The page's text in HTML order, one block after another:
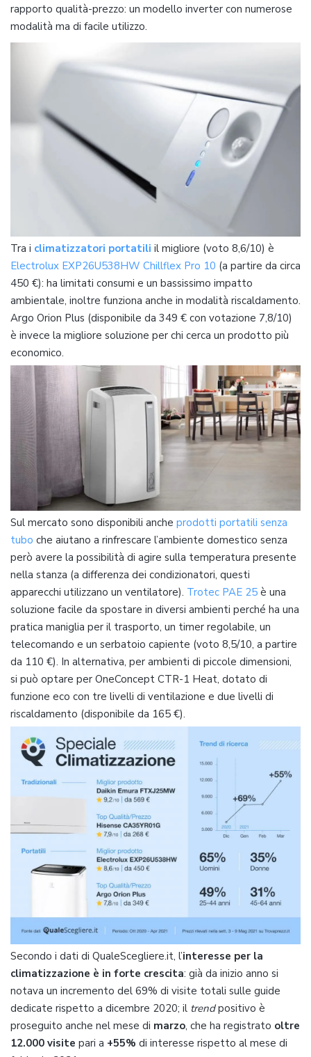
rapporto qualità-prezzo: un modello inverter con numerose
modalità ma di facile utilizzo.
Tra i climatizzatori portatili il migliore (voto 8,6/10) è
Electrolux EXP26U538HW Chillflex Pro 10 (a partire da circa
450 €): ha limitati consumi e un bassissimo impatto
ambientale, inoltre funziona anche in modalità riscaldamento.
Argo Orion Plus (disponibile da 349 € con votazione 7,8/10)
è invece la migliore soluzione per chi cerca un prodotto più
economico.
Sul mercato sono disponibili anche prodotti portatili senza
tubo che aiutano a rinfrescare l’ambiente domestico senza
però avere la possibilità di agire sulla temperatura presente
nella stanza (a differenza dei condizionatori, questi
apparecchi utilizzano un ventilatore). Trotec PAE 25 è una
soluzione facile da spostare in diversi ambienti perché ha una
pratica maniglia per il trasporto, un timer regolabile, un
telecomando e un serbatoio capiente (voto 8,5/10, a partire
da 110 €). In alternativa, per ambienti di piccole dimensioni,
si può optare per OneConcept CTR-1 Heat, dotato di
funzione eco con tre livelli di ventilazione e due livelli di
riscaldamento (disponibile da 165 €).
Secondo i dati di QualeScegliere.it, l’interesse per la
climatizzazione è in forte crescita: già da inizio anno si
notava un incremento del 69% di visite totali sulle guide
dedicate rispetto a dicembre 2020; il trendpositivo è
proseguito anche nel mese di marzo, che ha registrato oltre
12.000 visite pari a +55% di interesse rispetto al mese di